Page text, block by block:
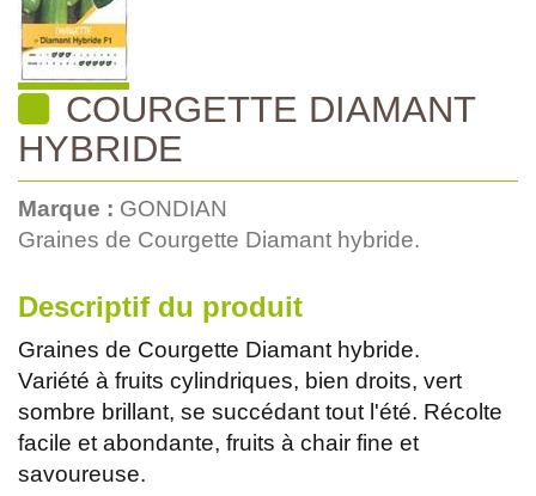
COURGETTE DIAMANT
HYBRIDE
Marque : GONDIAN
Graines de Courgette Diamant hybride.
Descriptif du produit
Graines de Courgette Diamant hybride.
Variété à fruits cylindriques, bien droits, vert
sombre brillant, se succédant tout l'été. Récolte
facile et abondante, fruits à chair fine et
savoureuse.